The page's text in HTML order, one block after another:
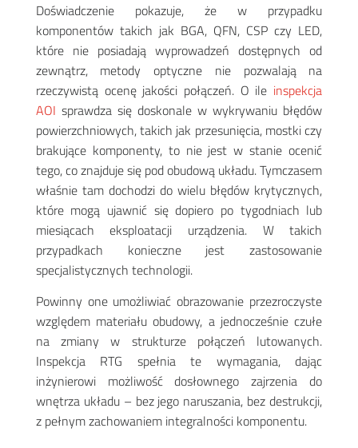
Doświadczenie pokazuje, że w przypadku
komponentów takich jak BGA, QFN, CSP czy LED,
które nie posiadają wyprowadzeń dostępnych od
zewnątrz, metody optyczne nie pozwalają na
rzeczywistą ocenę jakości połączeń. O ile inspekcja
AOI sprawdza się doskonale w wykrywaniu błędów
powierzchniowych, takich jak przesunięcia, mostki czy
brakujące komponenty, to nie jest w stanie ocenić
tego, co znajduje się pod obudową układu. Tymczasem
właśnie tam dochodzi do wielu błędów krytycznych,
które mogą ujawnić się dopiero po tygodniach lub
miesiącach eksploatacji urządzenia. W takich
przypadkach konieczne jest zastosowanie
specjalistycznych technologii.
Powinny one umożliwiać obrazowanie przezroczyste
względem materiału obudowy, a jednocześnie czułe
na zmiany w strukturze połączeń lutowanych.
Inspekcja RTG spełnia te wymagania, dając
inżynierowi możliwość dosłownego zajrzenia do
wnętrza układu – bez jego naruszania, bez destrukcji,
z pełnym zachowaniem integralności komponentu.